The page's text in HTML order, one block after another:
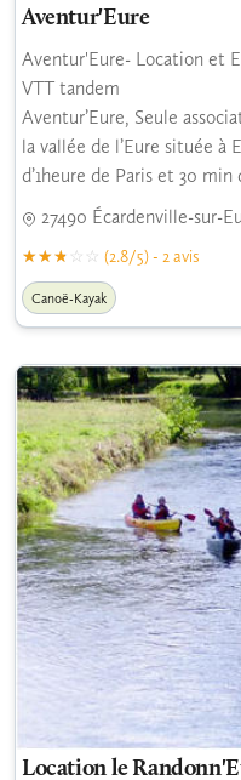
Aventur'Eure
Aventur'Eure- Location et
VTT tandem
Aventur’Eure, Seule
la vallée de l’Eure située à
d’1heure de Paris et 30 min
27490 Écardenville-sur-
(2.8/5) - 2 avis
Canoë-Kayak
Location le